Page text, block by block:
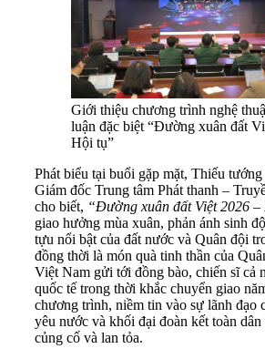
Giới thiệu chương trình nghệ
luận đặc biệt “Đường xuân đất
Hội tụ”
Phát biểu tại buổi gặp mặt, Thiếu
Giám đốc Trung tâm Phát thanh –
cho biết, “Đường xuân đất Việt 2026 –
giao hưởng mùa xuân, phản ánh sinh
tựu nổi bật của đất nước và Quân đội
đồng thời là món quà tinh thần của
Việt Nam gửi tới đồng bào, chiến sĩ cả
quốc tế trong thời khắc chuyển giao
chương trình, niềm tin vào sự lãnh đạo
yêu nước và khối đại đoàn kết toàn
củng cố và lan tỏa.